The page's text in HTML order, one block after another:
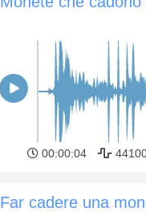
00:00:04
Far cadere una